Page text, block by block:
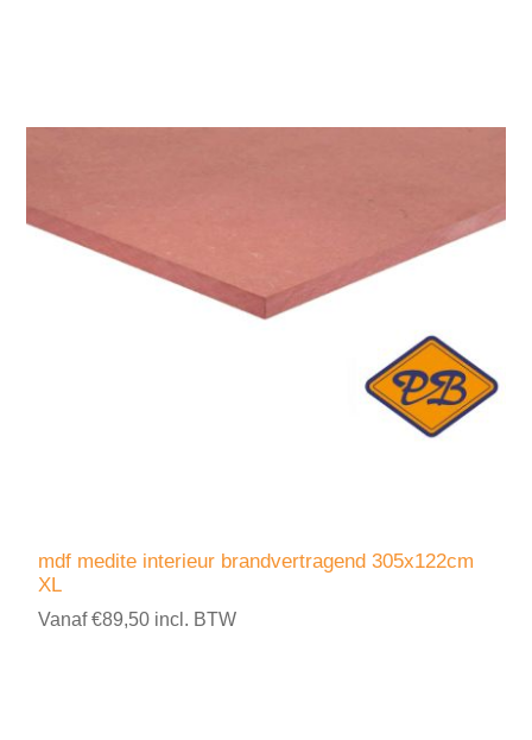
mdf medite interieur brandvertragend 305x122cm
XL
Vanaf €89,50 incl. BTW